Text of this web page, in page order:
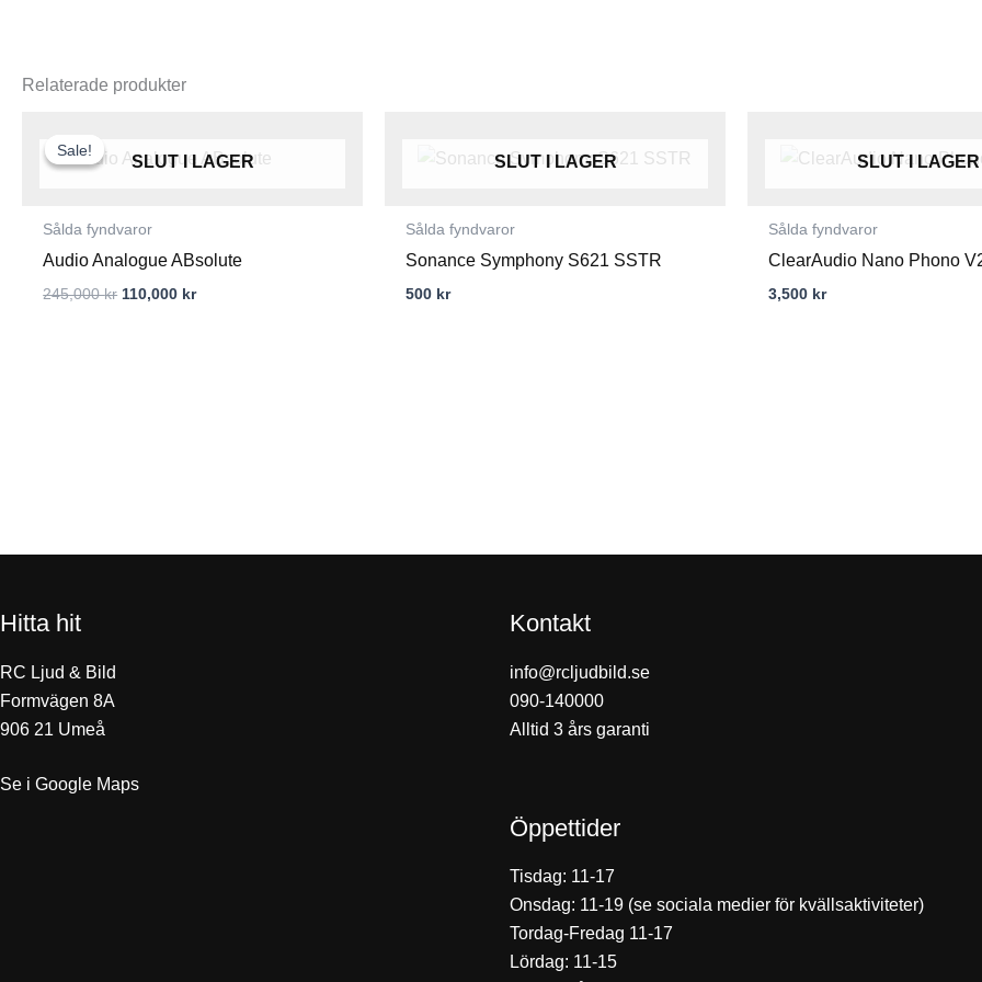
Relaterade produkter
Sale!
SLUT I LAGER
Sale!
Sålda fyndvaror
Audio Analogue ABsolute
245,000kr
priset
110,000 kr
priset
SLUT I LAGER
Sålda fyndvaror
Sonance Symphony S621 SSTR
500 kr
SLUT I LAGER
Sålda fyndvaror
ClearAudio Nano Phono
3,500 kr
Hitta hit
RC Ljud & Bild
Formvägen 8A
906 21 Umeå
Se i Google Maps
Kontakt
info@rcljudbild.se
090-140000
Alltid 3 års garanti
Öppettider
Tisdag: 11-17
Onsdag: 11-19 (se sociala medier för kvällsaktiviteter)
Tordag-Fredag 11-17
Lördag: 11-15